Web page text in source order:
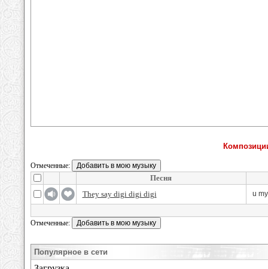
Отмеченные:
Песня
They say digi digi digi
u
Отмеченные:
Популярное в сети